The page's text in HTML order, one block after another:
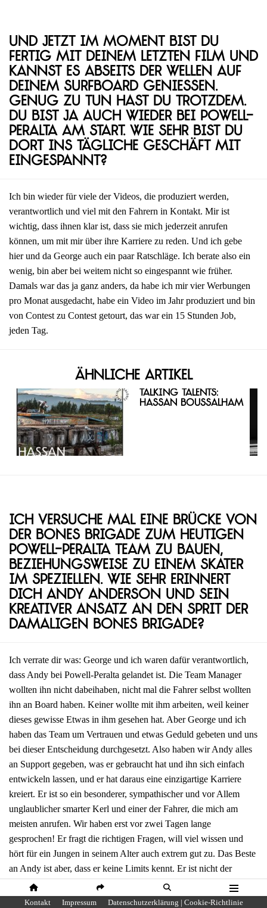
HOME SHARE SUCHE MENÜ
Und jetzt im Moment bist du
fertig mit deinem letzten Film und
kannst es abseits der Wellen auf
deinem Surfboard genießen.
Genug zu tun hast du trotzdem.
Du bist ja auch wieder bei Powell-
Peralta am Start. Wie sehr bist du
dort ins tägliche Geschäft mit
eingespannt?
Ich bin wieder für viele der Videos, die produziert werden,
verantwortlich und viel mit den Fahrern in Kontakt. Mir ist
wichtig, dass ihnen klar ist, dass sie mich jederzeit anrufen
können, um mit mir über ihre Karriere zu reden. Und ich gebe
hier und da George auch ein paar Ratschläge. Ich berate also ein
wenig, bin aber bei weitem nicht so eingespannt wie früher.
Damals war das ja ganz anders, da habe ich mir vier Werbungen
pro Monat ausgedacht, habe ein Video im Jahr produziert und bin
von Contest zu Contest getourt, das war ein 15 Stunden Job,
jeden Tag.
Ähnliche Artikel
Talking Talents:
Hassan Boussalham
Ich versuche mal eine Brücke von
der Bones Brigade zum heutigen
Powell-Peralta Team zu bauen,
beziehungsweise zu einem Skater
im Speziellen. Wie sehr erinnert
dich Andy Anderson und sein
kreativer Ansatz an den Sprit der
damaligen Bones Brigade?
Ich verrate dir was: George und ich waren dafür verantwortlich,
dass Andy bei Powell-Peralta gelandet ist. Die Team Manager
wollten ihn nicht dabeihaben, nicht mal die Fahrer selbst wollten
ihn an Board haben. Keiner wollte mit ihm arbeiten, weil keiner
dieses gewisse Etwas in ihm gesehen hat. Aber George und ich
haben das Team um Vertrauen und etwas Geduld gebeten und uns
bei dieser Entscheidung durchgesetzt. Also haben wir Andy alles
an Support gegeben, was er gebraucht hat und ihn sich einfach
entwickeln lassen, und er hat daraus eine einzigartige Karriere
kreiert. Er ist so ein besonderer, sympathischer und vor Allem
unglaublicher smarter Kerl und einer der Fahrer, die mich am
meisten anrufen. Wir haben erst vor zwei Tagen lange
gesprochen! Er fragt die richtigen Fragen, will viel wissen und
hört für ein Jungen in seinem Alter auch extrem gut zu. Das Beste
an Andy ist aber, dass er keine Limits kennt. Er ist nicht der
typische Skateboarder, der nur Street oder nur Vert fährt, sondern
er sieht Skateboarding einfach als Skateboarding und vereint aus
Kontakt Impressum Datenschutzerklärung | Cookie-Richtlinie